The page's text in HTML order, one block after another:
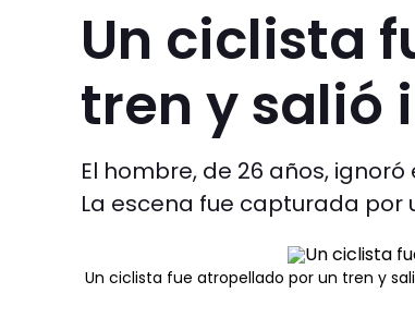
Un ciclista
tren y salió
El hombre, de 26 años,
La escena fue capturada por
Un ciclista fue atropellado por un tren y